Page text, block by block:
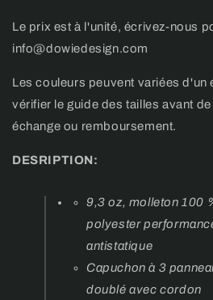
Le prix est à l'unité, écrivez-nous
info@dowiedesign.com
Les couleurs peuvent variées d'un
vérifier le guide des tailles avant
échange ou remboursement.
DESRIPTION:
9,3 oz, molleton 100
polyester
antistatique
Capuchon à 3
doublé avec cordon